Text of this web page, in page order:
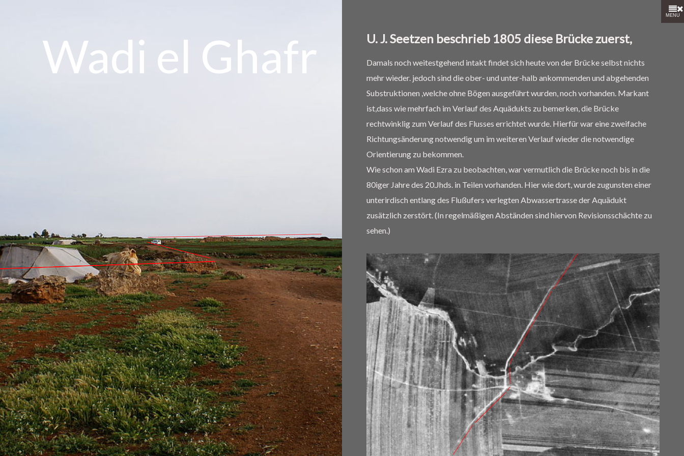
MENU
Wadi el Ghafr U. J. Seetzen beschrieb 1805 diese Brücke zuerst,
Damals noch weitestgehend intakt findet sich heute von der Brücke selbst nichts
mehr wieder. jedoch sind die ober- und unter-halb ankommenden und abgehenden
Substruktionen ,welche ohne Bögen ausgeführt wurden, noch vorhanden. Markant
ist,dass wie mehrfach im Verlauf des Aquädukts zu bemerken, die Brücke
rechtwinklig zum Verlauf des Flusses errichtet wurde. Hierfür war eine zweifache
Richtungsänderung notwendig um im weiteren Verlauf wieder die notwendige
Orientierung zu bekommen.
Wie schon am Wadi Ezra zu beobachten, war vermutlich die Brücke noch bis in die
80iger Jahre des 20.Jhds. in Teilen vorhanden. Hier wie dort, wurde zugunsten einer
unterirdisch entlang des Flußufers verlegten Abwassertrasse der Aquädukt
zusätzlich zerstört. (In regelmäßigen Abständen sind hiervon Revisionsschächte zu
sehen.)